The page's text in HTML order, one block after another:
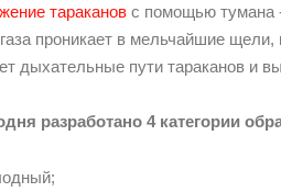
тараканов с помощью тумана
проникает в мельчайшие
дыхательные пути тараканов и
разработано 4 категории